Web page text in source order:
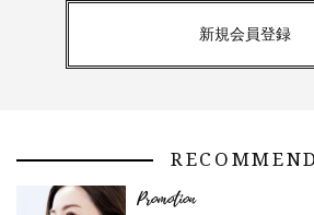
新規会員登録
RECOMMEND